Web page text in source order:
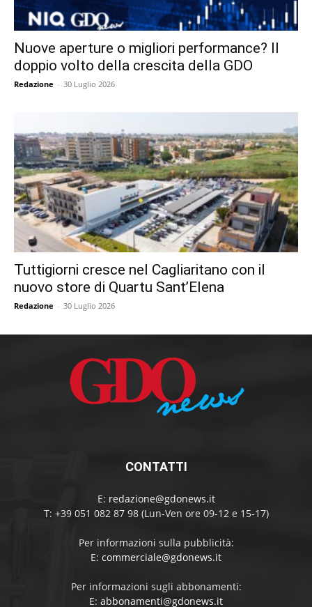
Nuove aperture o migliori performance? Il
doppio volto della crescita della GDO
Redazione - 30 Luglio 2026
Tuttigiorni cresce nel Cagliaritano con il
nuovo store di Quartu Sant’Elena
Redazione - 30 Luglio 2026
CONTATTI
E: redazione@gdonews.it
T: +39 051 082 87 98 (Lun-Ven ore 09-12 e 15-17)
Per informazioni sulla pubblicità:
E: commerciale@gdonews.it
Per informazioni sugli abbonamenti:
E: abbonamenti@gdonews.it